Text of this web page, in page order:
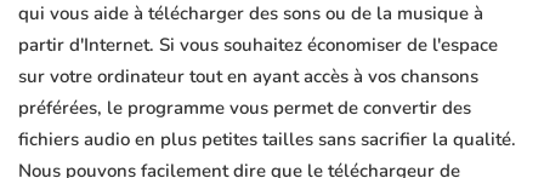
qui vous aide à télécharger des sons ou de la musique à
partir d'Internet. Si vous souhaitez économiser de l'espace
sur votre ordinateur tout en ayant accès à vos chansons
préférées, le programme vous permet de convertir des
fichiers audio en plus petites tailles sans sacrifier la qualité.
Nous pouvons facilement dire que le téléchargeur de